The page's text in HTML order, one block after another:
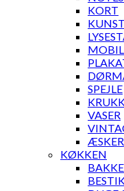
KORT
KUNST
SPEJLE
VASER
ÆSKER
KØKKEN